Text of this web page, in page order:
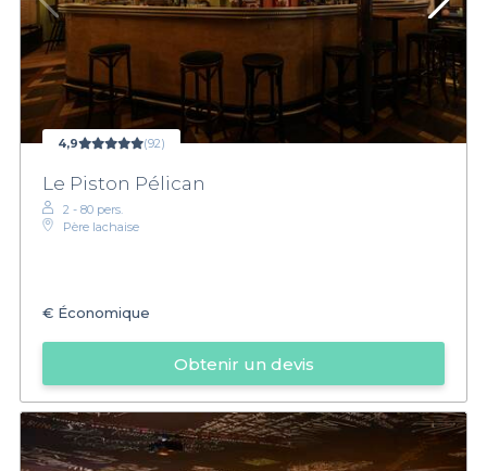
4,9 (92)
Le Piston Pélican
2 - 80 pers.
Père lachaise
€ Économique
Obtenir un devis